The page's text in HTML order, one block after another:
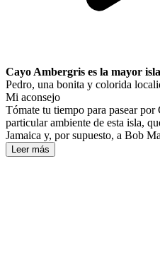
Cayo Ambergris es la mayor
Pedro, una bonita y colorida
Mi aconsejo
Tómate tu tiempo para pasear
particular ambiente de esta isla,
Jamaica y, por supuesto, a Bob
Leer más